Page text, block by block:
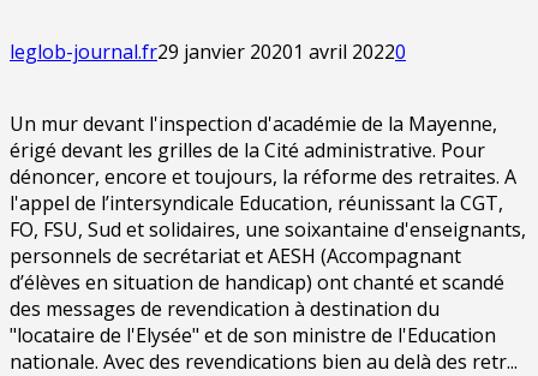
leglob-journal.fr29 janvier 20201 avril 20220
Un mur devant l'inspection d'académie de la Mayenne,
érigé devant les grilles de la Cité administrative. Pour
dénoncer, encore et toujours, la réforme des retraites. A
l'appel de l’intersyndicale Education, réunissant la CGT,
FO, FSU, Sud et solidaires, une soixantaine d'enseignants,
personnels de secrétariat et AESH (Accompagnant
d’élèves en situation de handicap) ont chanté et scandé
des messages de revendication à destination du
"locataire de l'Elysée" et de son ministre de l'Education
nationale. Avec des revendications bien au delà des retr...